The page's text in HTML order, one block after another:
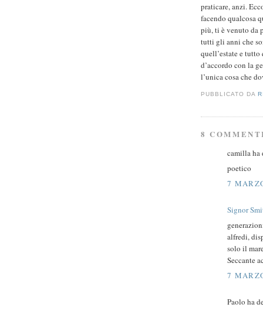
praticare, anzi.
facendo qualcosa
più, ti è venuto da
tutti gli anni che
quell’estate e
d’accordo con la
l’unica cosa che
PUBBLICATO DA
8
camilla ha
poetico
7
Signor
alfredi,
solo il
Seccante
7
Paolo ha